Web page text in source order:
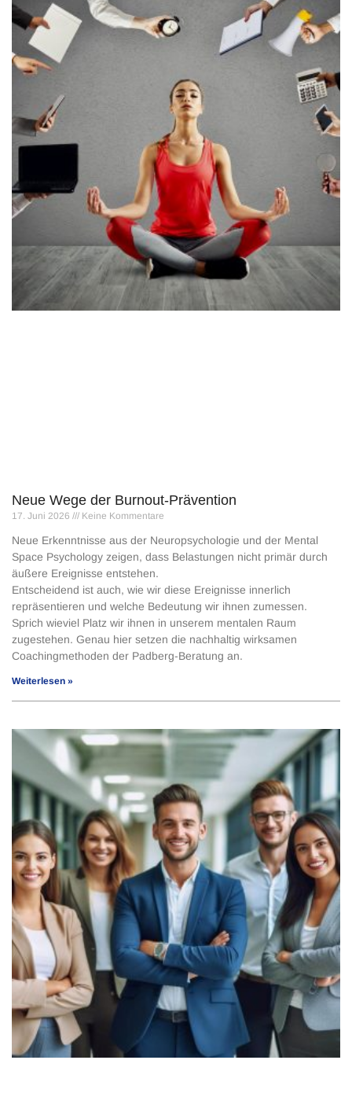
Neue Wege der Burnout-Prävention
17. Juni 2026 Keine Kommentare
Neue Erkenntnisse aus der Neuropsychologie und der Mental
Space Psychology zeigen, dass Belastungen nicht primär durch
äußere Ereignisse entstehen.
Entscheidend ist auch, wie wir diese Ereignisse innerlich
repräsentieren und welche Bedeutung wir ihnen zumessen.
Sprich wieviel Platz wir ihnen in unserem mentalen Raum
zugestehen. Genau hier setzen die nachhaltig wirksamen
Coachingmethoden der Padberg-Beratung an.
Weiterlesen »